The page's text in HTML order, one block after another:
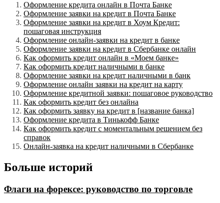
Оформление кредита онлайн в Почта Банке
Оформление заявки на кредит в Почта Банке
Оформление заявки на кредит в Хоум Кредит:
пошаговая инструкция
Оформление онлайн-заявки на кредит в банке
Оформление заявки на кредит в Сбербанке онлайн
Как оформить кредит онлайн в «Моем банке»
Как оформить кредит наличными в банке
Оформление заявки на кредит наличными в банк
Оформление онлайн заявки на кредит на карту
Оформление кредитной заявки: пошаговое руководство
Как оформить кредит без онлайна
Как оформить заявку на кредит в [название банка]
Оформление кредита в Тинькофф Банке
Как оформить кредит с моментальным решением без
справок
Онлайн-заявка на кредит наличными в Сбербанке
Больше историй
Флаги на форексе: руководство по торговле